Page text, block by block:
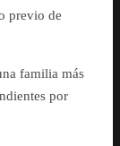
previo de
familia más
por